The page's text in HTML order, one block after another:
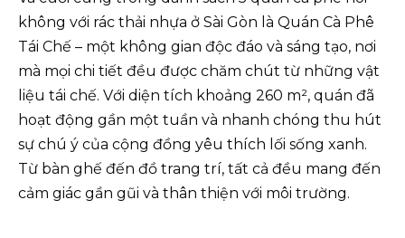
không với rác thải nhựa ở Sài Gòn là Quán Cà Phê
Tái Chế – một không gian độc đáo và sáng tạo, nơi
mà mọi chi tiết đều được chăm chút từ những vật
liệu tái chế. Với diện tích khoảng 260 m², quán đã
hoạt động gần một tuần và nhanh chóng thu hút
sự chú ý của cộng đồng yêu thích lối sống xanh.
Từ bàn ghế đến đồ trang trí, tất cả đều mang đến
cảm giác gần gũi và thân thiện với môi trường.